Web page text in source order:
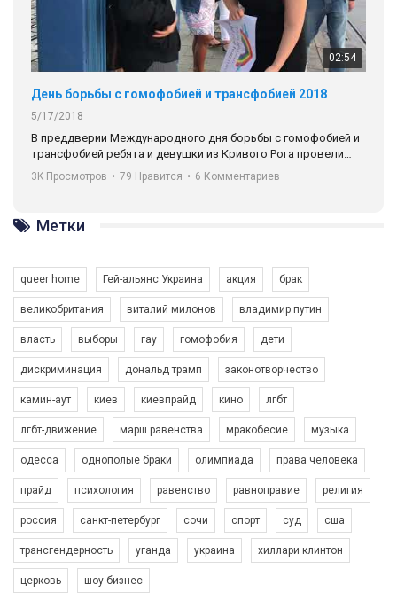
02:54
День борьбы с гомофобией и трансфобией 2018
5/17/2018
В преддверии Международного дня борьбы с гомофобией и
трансфобией ребята и девушки из Кривого Рога провели
социальный эксперимент, сравнив реакцию на
представительницу ЛГБТ-комьюнити в двух странах, в
Автор видео - Queer-студия.
3K Просмотров • 79 Нравится • 6 Комментариев
Метки
queer home Гей-альянс Украина акция брак
великобритания виталий милонов владимир путин
власть выборы гау гомофобия дети
дискриминация дональд трамп законотворчество
камин-аут киев киевпрайд кино лгбт
лгбт-движение марш равенства мракобесие музыка
одесса однополые браки олимпиада права человека
прайд психология равенство равноправие религия
россия санкт-петербург сочи спорт суд сша
трансгендерность уганда украина хиллари клинтон
церковь шоу-бизнес